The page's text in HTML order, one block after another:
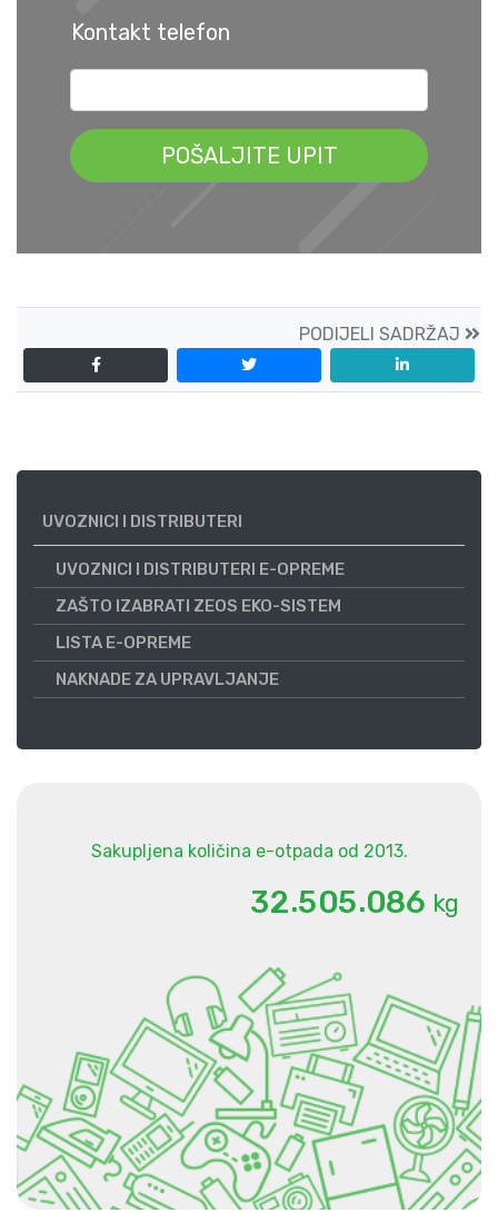
Kontakt telefon
PODIJELI SADRŽAJ
UVOZNICI I DISTRIBUTERI
UVOZNICI I DISTRIBUTERI E-OPREME
ZAŠTO IZABRATI ZEOS EKO-SISTEM
LISTA E-OPREME
NAKNADE ZA UPRAVLJANJE
Sakupljena količina e-otpada od 2013.
32.505.086 kg